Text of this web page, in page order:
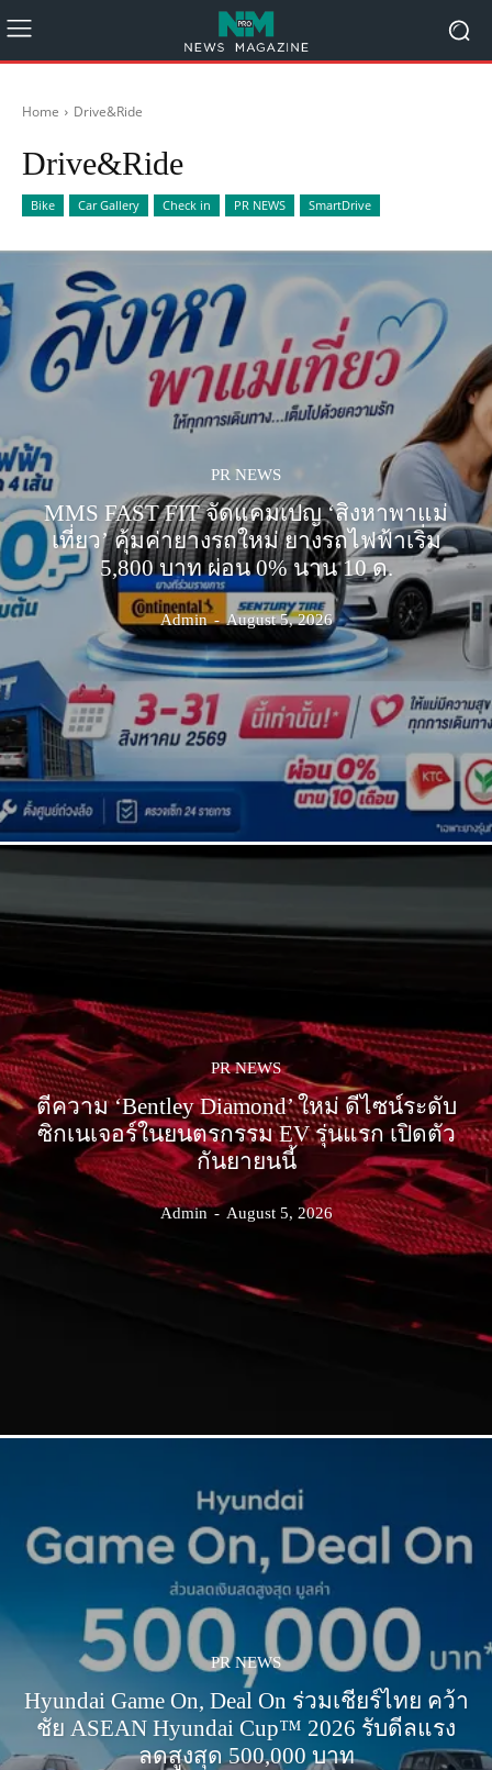
Home Drive&Ride
Drive&Ride
Bike Car Gallery Check in PR NEWS SmartDrive
PR NEWS
MMS FAST FIT จัดแคมเปญ ‘สิงหาพาแม่
เที่ยว’ คุ้มค่ายางรถใหม่ ยางรถไฟฟ้าเริ่ม
5,800 บาท ผ่อน 0% นาน 10 ด.
Admin - August 5, 2026
PR NEWS
ตีความ ‘Bentley Diamond’ ใหม่ ดีไซน์ระดับ
ซิกเนเจอร์ในยนตรกรรม EV รุ่นแรก เปิดตัว
กันยายนนี้
Admin - August 5, 2026
PR NEWS
Hyundai Game On, Deal On ร่วมเชียร์ไทย คว้า
ชัย ASEAN Hyundai Cup™ 2026 รับดีลแรง
ลดสูงสุด 500,000 บาท